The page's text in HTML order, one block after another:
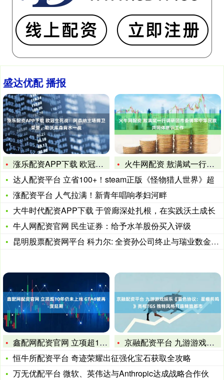
盛达优配 播报
涨乐配资APP下载 欧冠生死战：阿森纳主场捍卫荣誉，勒沃库森
火牛网配资 敖满斌一行调研团市委铸牢中华民族共同体意识工作
达人配资平台 立省100+！steam正版《怪物猎人世界》超
涨配资平台 人气拉满！新青年唱响孝妇河畔
大牛时代配资APP下载 于管廊深处扎根，在实践沃土成长
牛人网配资官网 民生证券：给予水羊股份买入评级
昆明股票配资网平台 科力尔: 全资孙公司终止与瑞业数金的战略
鑫配网配资官网 立项超10年仍未上线 GTA6被再度延期
京融配资平台 九游游戏娱乐《蓝色协议：星痕共鸣》亮相TGS
恒牛所配资平台 奇迹荣耀出征强化宝石获取全攻略
万无优配平台 微软、英伟达与Anthropic达成战略合作伙